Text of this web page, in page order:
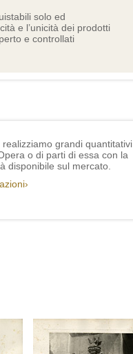
solo ed
e l’unicità dei prodotti
e controllati
realizziamo grandi quantitativi
o di parti di essa con la
disponibile sul mercato.